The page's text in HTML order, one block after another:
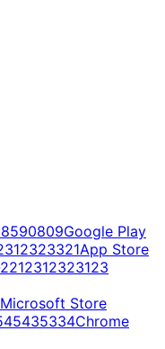
Google Play
App Store
Microsoft Store
Chrome